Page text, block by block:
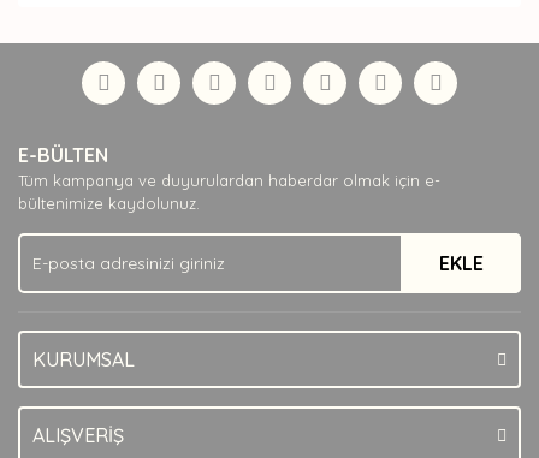
Yorum Yaz
formunu kullanarak tarafımıza iletebilirsiniz.
Görüş ve önerileriniz için teşekkür ederiz.
Ürün açıklamasında eksik bilgiler bulunuyor.
Ürün bilgilerinde hatalar bulunuyor.
Ürün fiyatı diğer sitelerden daha pahalı.
Bu ürüne benzer farklı alternatifler olmalı.
E-BÜLTEN
Tüm kampanya ve duyurulardan haberdar olmak için e-
bültenimize kaydolunuz.
EKLE
KURUMSAL
ALIŞVERİŞ